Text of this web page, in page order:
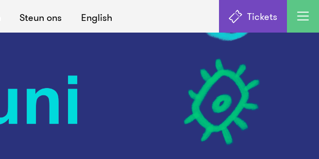
Steun ons English Tickets